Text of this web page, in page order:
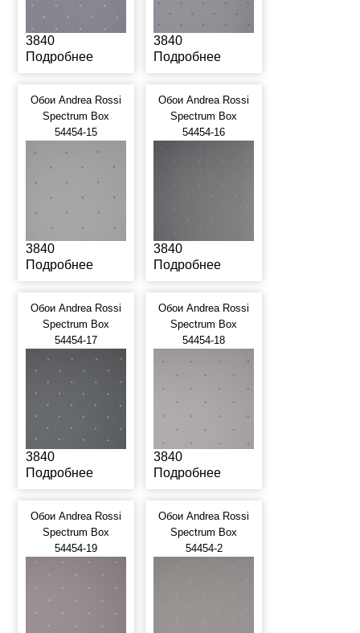
3840
Подробнее
3840
Подробнее
Обои Andrea Rossi
Spectrum Box
54454-15
3840
Подробнее
Обои Andrea Rossi
Spectrum Box
54454-16
3840
Подробнее
Обои Andrea Rossi
Spectrum Box
54454-17
3840
Подробнее
Обои Andrea Rossi
Spectrum Box
54454-18
3840
Подробнее
Обои Andrea Rossi
Spectrum Box
54454-19
Обои Andrea Rossi
Spectrum Box
54454-2